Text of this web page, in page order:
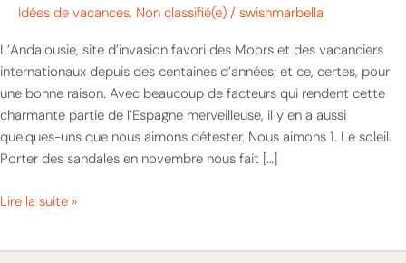
Idées de vacances, Non classifié(e) / swishmarbella
L’Andalousie, site d’invasion favori des Moors et des vacanciers
internationaux depuis des centaines d’années; et ce, certes, pour
une bonne raison. Avec beaucoup de facteurs qui rendent cette
charmante partie de l’Espagne merveilleuse, il y en a aussi
quelques-uns que nous aimons détester. Nous aimons 1. Le soleil.
Porter des sandales en novembre nous fait […]
Lire la suite »